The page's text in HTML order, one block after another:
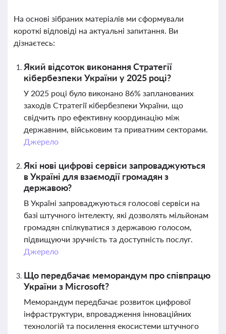
На основі зібраних матеріалів ми сформували
короткі відповіді на актуальні запитання. Ви
дізнаєтесь:
Який відсоток виконання Стратегії
кібербезпеки України у 2025 році?
У 2025 році було виконано 86% запланованих
заходів Стратегії кібербезпеки України, що
свідчить про ефективну координацію між
державним, військовим та приватним секторами.
Джерело
Які нові цифрові сервіси запроваджуються
в Україні для взаємодії громадян з
державою?
В Україні запроваджуються голосові сервіси на
базі штучного інтелекту, які дозволять мільйонам
громадян спілкуватися з державою голосом,
підвищуючи зручність та доступність послуг.
Джерело
Що передбачає меморандум про співпрацю
України з Microsoft?
Меморандум передбачає розвиток цифрової
інфраструктури, впровадження інноваційних
технологій та посилення екосистеми штучного